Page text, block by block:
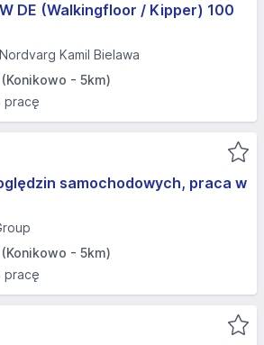
W DE (Walkingfloor / Kipper) 100
Kamil Bielawa
- 5km)
pracę
samochodowych, praca w
- 5km)
pracę